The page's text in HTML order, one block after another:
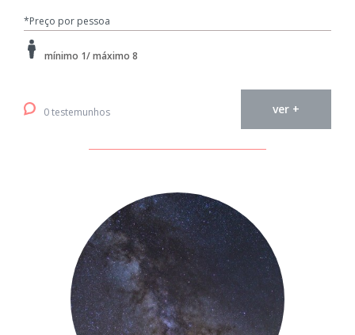
*Preço por pessoa
mínimo 1/ máximo 8
0 testemunhos ver +